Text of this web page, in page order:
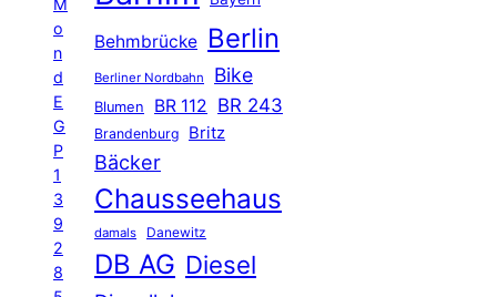
M
o
n
d
E
G
P
1
3
9
2
8
Behmbrücke Berlin
Berliner Nordbahn Bike
Blumen BR 112 BR 243
Brandenburg Britz
Bäcker
Chausseehaus
damals Danewitz
DB AG Diesel